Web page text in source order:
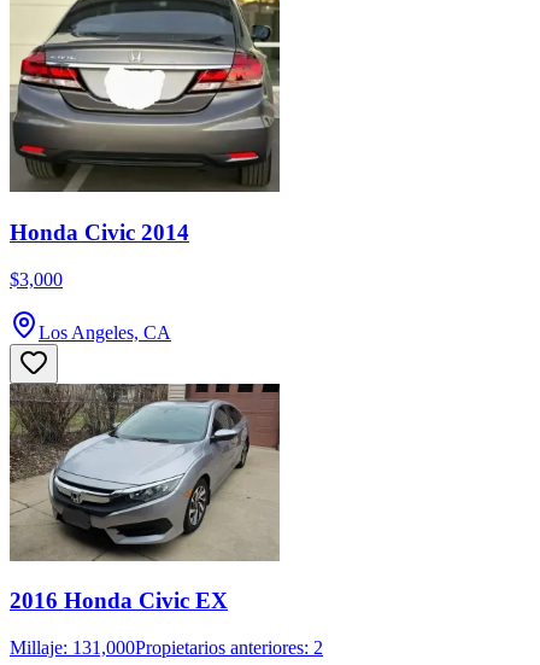
Honda Civic 2014
$3,000
Los Angeles, CA
2016 Honda Civic EX
Millaje: 131,000Propietarios anteriores: 2